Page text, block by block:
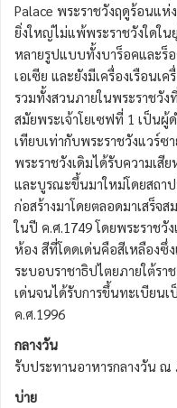
Palace พระราชวังฤดูร้อนแห่
ยิ่งใหญ่ไม่แพ้พระราชวังใดใ
หลายรูปแบบทั้งบาร็อคและร็
เอเซีย และยังมีเครื่องเรือนเ
รวมทั้งสวนภายในพระราชวั
สมัยพระเจ้าโยเซฟที่ 1 เป็นผู้
เทียบเท่ากับพระราชวังแวร์ซ
พระราชวังเดิมได้รับความเสีย
และบูรณะขึ้นมาใหม่โดยสถา
ก่อสร้างมาโดยตลอดมาเสร็จ
ในปี ค.ศ.1749 โดยพระราชวั
ห้อง สีที่โดดเด่นคือสีเหลืองซึ่
ระบอบราชาธิปไตยภายใต้รา
เด่นจนได้รับการขึ้นทะเบียนเ
ค.ศ.1996
กลางวัน
รับประทานอาหารกลางวัน ณ
บ่าย